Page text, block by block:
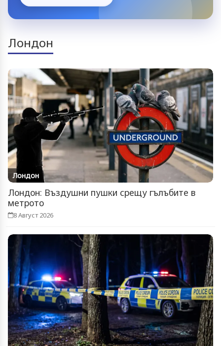
Лондон
Лондон
Лондон: Въздушни пушки срещу гълъбите в
метрото
8 Август 2026